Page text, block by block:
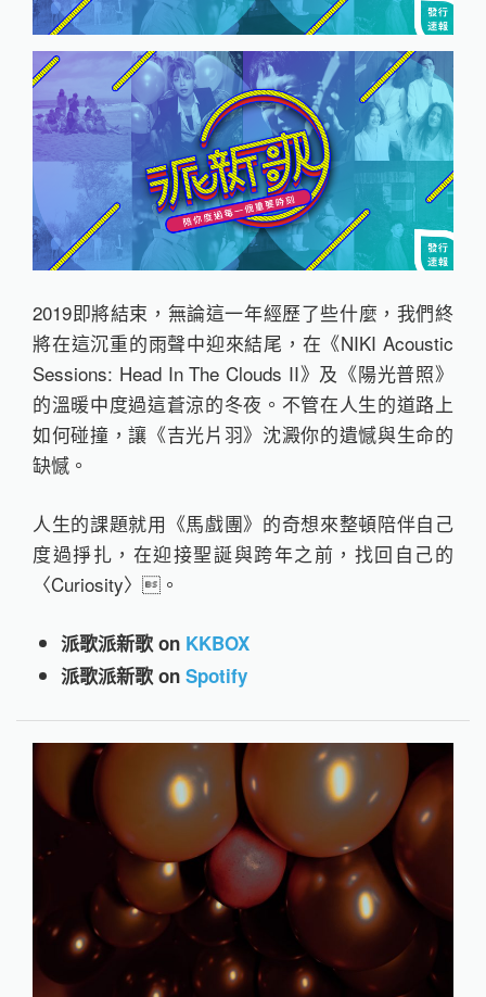
2019即將結束，無論這一年經歷了些什麼，我們終
將在這沉重的雨聲中迎來結尾，在《NIKI Acoustic
Sessions: Head In The Clouds II》及《陽光普照》
的溫暖中度過這蒼涼的冬夜。不管在人生的道路上
如何碰撞，讓《吉光片羽》沈澱你的遺憾與生命的
缺憾。
人生的課題就用《馬戲團》的奇想來整頓陪伴自己
度過掙扎，在迎接聖誕與跨年之前，找回自己的
〈Curiosity〉。
派歌派新歌 on KKBOX
派歌派新歌 on Spotify